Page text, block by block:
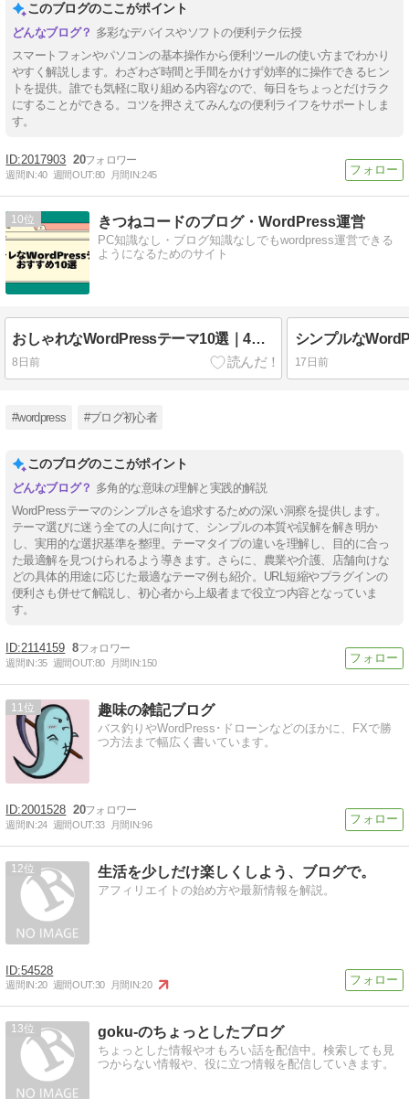
このブログのここがポイント
多彩なデバイスやソフトの便利テク伝授
スマートフォンやパソコンの基本操作から便利ツールの使い方までわかり
やすく解説します。わざわざ時間と手間をかけず効率的に操作できるヒン
トを提供。誰でも気軽に取り組める内容なので、毎日をちょっとだけラク
にすることができる。コツを押さえてみんなの便利ライフをサポートしま
す。
2017903 20
週間IN:40 週間OUT:80 月間IN:245
10 きつねコードのブログ・WordPress運営
PC知識なし・ブログ知識なしでもwordpress運営できる
ようになるためのサイト
おしゃれなWordPressテーマ10選｜4つのテイスト別に厳選
8日前 17日前
#wordpress #ブログ初心者
このブログのここがポイント
多角的な意味の理解と実践的解説
WordPressテーマのシンプルさを追求するための深い洞察を提供します。
テーマ選びに迷う全ての人に向けて、シンプルの本質や誤解を解き明か
し、実用的な選択基準を整理。テーマタイプの違いを理解し、目的に合っ
た最適解を見つけられるよう導きます。さらに、農業や介護、店舗向けな
どの具体的用途に応じた最適なテーマ例も紹介。URL短縮やプラグインの
便利さも併せて解説し、初心者から上級者まで役立つ内容となっていま
す。
2114159 8
週間IN:35 週間OUT:80 月間IN:150
11 趣味の雑記ブログ
バス釣りやWordPress･ドローンなどのほかに、FXで勝
つ方法まで幅広く書いています。
2001528 20
週間IN:24 週間OUT:33 月間IN:96
12 生活を少しだけ楽しくしよう、ブログで。
アフィリエイトの始め方や最新情報を解説。
54528
週間IN:20 週間OUT:30 月間IN:20
13 goku-のちょっとしたブログ
ちょっとした情報やオもろい話を配信中。検索しても見
つからない情報や、役に立つ情報を配信していきます。